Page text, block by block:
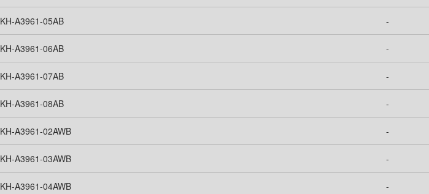
KH-A3961-05AB -
KH-A3961-06AB -
KH-A3961-07AB -
KH-A3961-08AB -
KH-A3961-02AWB -
KH-A3961-03AWB -
KH-A3961-04AWB -